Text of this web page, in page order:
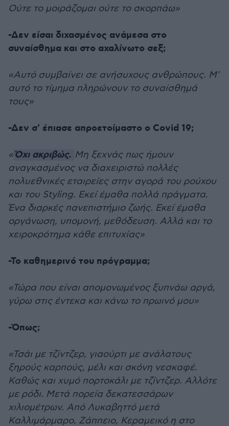
Ούτε το μοιράζομαι ούτε το σκορπάω»
-Δεν είσαι διχασμένος ανάμεσα στο
συναίσθημα και στο αχαλίνωτο σεξ;
«Αυτό συμβαίνει σε ανήσυχους ανθρώπους. Μ'
αυτό το τίμημα πληρώνουν το συναίσθημά
τους»
-Δεν σ' έπιασε απροετοίμαστο ο Covid 19;
«Όχι ακριβώς. Μη ξεχνάς πως ήμουν
αναγκασμένος να διαχειριστώ πολλές
πολυεθνικές εταιρείες στην αγορά του ρούχου
και του Styling. Εκεί έμαθα πολλά πράγματα.
Ένα διαρκές πανεπιστήμιο ζωής. Εκεί έμαθα
οργάνωση, υπομονή, μεθόδευση. Αλλά και το
χειροκρότημα κάθε επιτυχίας»
-Το καθημερινό του πρόγραμμα;
«Τώρα που είναι απομονωμένος ξυπνάω αργά,
γύρω στις έντεκα και κάνω το πρωινό μου»
-Όπως;
«Τσάι με τζίντζερ, γιαούρτι με ανάλατους
ξηρούς καρπούς, μέλι και σκόνη νεσκαφέ.
Καθώς και χυμό πορτοκάλι με τζίντζερ. Αλλότε
με ρόδι. Μετά πορεία δεκατεσσάρων
χιλιομέτρων. Από Λυκαβηττό μετά
Καλλιμάρμαρο, Ζάππειο, Κεραμεικό η στο